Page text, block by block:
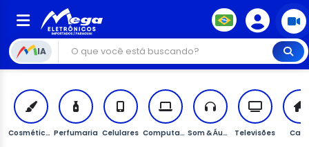
IA
Cosméticos Perfumaria Celulares Computadores Som & Áudio Televisões